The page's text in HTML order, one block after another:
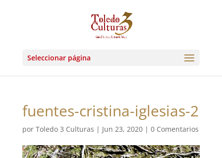
Seleccionar página
fuentes-cristina-iglesias-2
por Toledo 3 Culturas | Jun 23, 2020| 0 Comentarios